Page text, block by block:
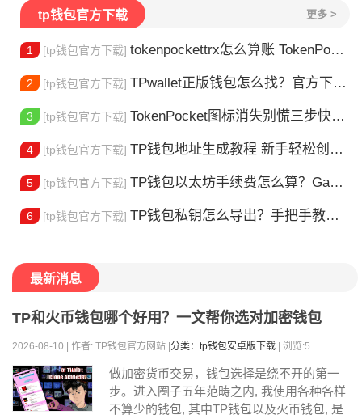
tp钱包官方下载 更多 >
1 [tp钱包官方下载] tokenpockettrx怎么算账 TokenPocket TRX钱包账单怎么算？查账全攻略
2 [tp钱包官方下载] TPwallet正版钱包怎么找？官方下载渠道全解析
3 [tp钱包官方下载] TokenPocket图标消失别慌三步快速找回你的钱包
4 [tp钱包官方下载] TP钱包地址生成教程 新手轻松创建钱包
5 [tp钱包官方下载] TP钱包以太坊手续费怎么算？Gas 费省钱全攻略
6 [tp钱包官方下载] TP钱包私钥怎么导出？手把手教你安全备份助记词
最新消息
TP和火币钱包哪个好用？一文帮你选对加密钱包
2026-08-10 | 作者: TP钱包官方网站 | 分类：tp钱包安卓版下载 | 浏览:5
做加密货币交易，钱包选择是绕不开的第一
步。进入圈子五年范畴之内, 我使用各种各样
不算少的钱包, 其中TP钱包以及火币钱包, 是